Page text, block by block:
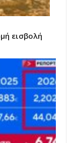
εισβολή